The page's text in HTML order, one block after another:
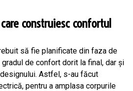
construiesc confortul
să fie planificate din faza de
de confort dorit la final, dar și
Astfel, s-au făcut
pentru a amplasa corpurile